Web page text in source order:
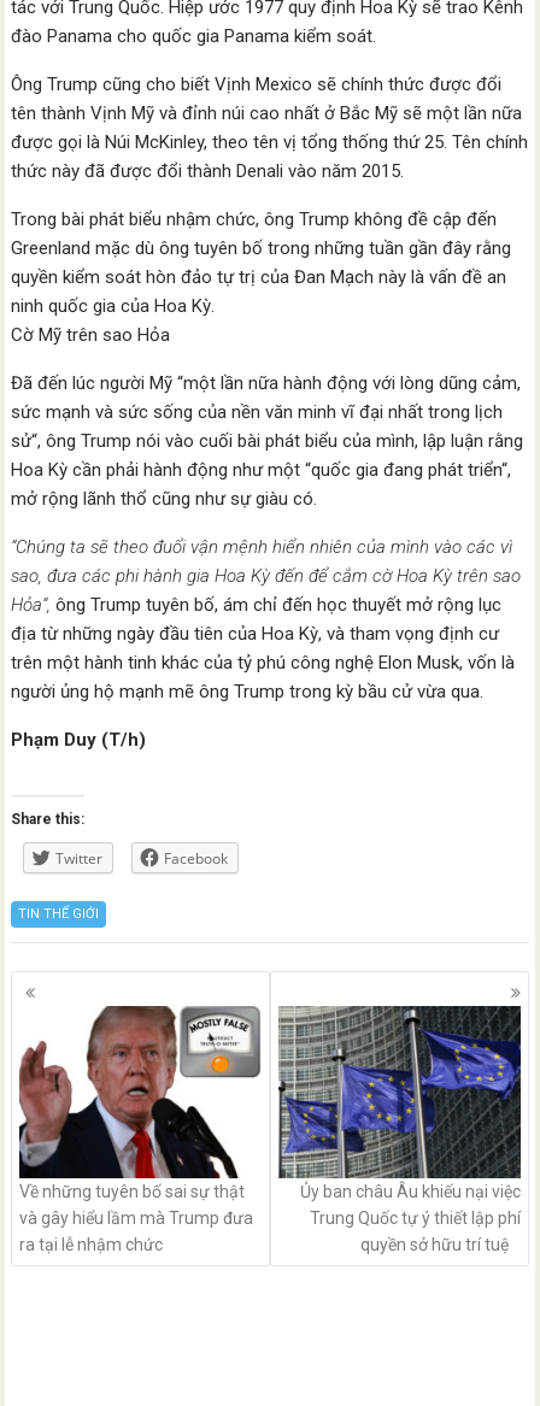
tác với Trung Quốc. Hiệp ước 1977 quy định Hoa Kỳ sẽ trao Kênh
đào Panama cho quốc gia Panama kiểm soát.
Ông Trump cũng cho biết Vịnh Mexico sẽ chính thức được đổi
tên thành Vịnh Mỹ và đỉnh núi cao nhất ở Bắc Mỹ sẽ một lần nữa
được gọi là Núi McKinley, theo tên vị tổng thống thứ 25. Tên chính
thức này đã được đổi thành Denali vào năm 2015.
Trong bài phát biểu nhậm chức, ông Trump không đề cập đến
Greenland mặc dù ông tuyên bố trong những tuần gần đây rằng
quyền kiểm soát hòn đảo tự trị của Đan Mạch này là vấn đề an
ninh quốc gia của Hoa Kỳ.
Cờ Mỹ trên sao Hỏa
Đã đến lúc người Mỹ “một lần nữa hành động với lòng dũng cảm,
sức mạnh và sức sống của nền văn minh vĩ đại nhất trong lịch
sử“, ông Trump nói vào cuối bài phát biểu của mình, lập luận rằng
Hoa Kỳ cần phải hành động như một “quốc gia đang phát triển“,
mở rộng lãnh thổ cũng như sự giàu có.
“Chúng ta sẽ theo đuổi vận mệnh hiển nhiên của mình vào các vì
sao, đưa các phi hành gia Hoa Kỳ đến để cắm cờ Hoa Kỳ trên sao
Hỏa“, ông Trump tuyên bố, ám chỉ đến học thuyết mở rộng lục
địa từ những ngày đầu tiên của Hoa Kỳ, và tham vọng định cư
trên một hành tinh khác của tỷ phú công nghệ Elon Musk, vốn là
người ủng hộ mạnh mẽ ông Trump trong kỳ bầu cử vừa qua.
Phạm Duy (T/h)
Share this:
Twitter Facebook
TIN THẾ GIỚI
Posts
navigation
Về những tuyên bố sai sự thật
và gây hiểu lầm mà Trump đưa
ra tại lễ nhậm chức
Ủy ban châu Âu khiếu nại việc
Trung Quốc tự ý thiết lập phí
quyền sở hữu trí tuệ